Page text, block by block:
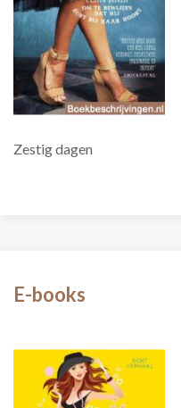
Zestig dagen
E-books